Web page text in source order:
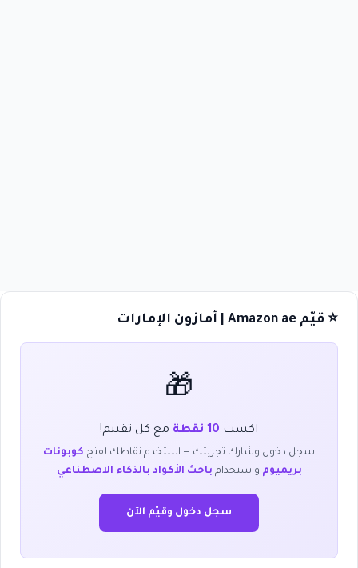
⭐ قيّم Amazon ae | أمازون الإمارات
🎁
اكسب 10 نقطة مع كل تقييم!
سجل دخول وشارك تجربتك — استخدم نقاطك لفتح كوبونات
بريميوم واستخدام باحث الأكواد بالذكاء الاصطناعي
سجل دخول وقيّم الآن